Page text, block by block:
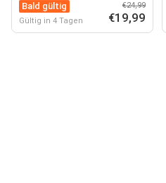
Bald gültig
Gültig in 4 Tagen
€24,99
€19,99